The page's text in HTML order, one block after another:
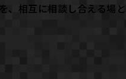
、相互に相談し合える場